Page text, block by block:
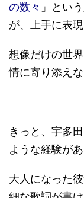
の数々 」とい
が、上手に表
想像だけの世
情に寄り添え
きっと、宇多
ような経験が
大人になった